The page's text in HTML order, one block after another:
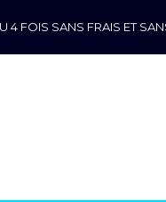
4 FOIS SANS FRAIS ET